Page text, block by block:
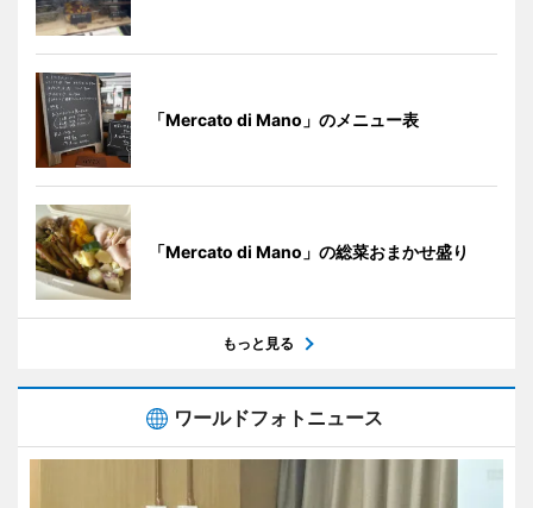
「Mercato di Mano」のメニュー表
「Mercato di Mano」の総菜おまかせ盛り
もっと見る
ワールドフォトニュース